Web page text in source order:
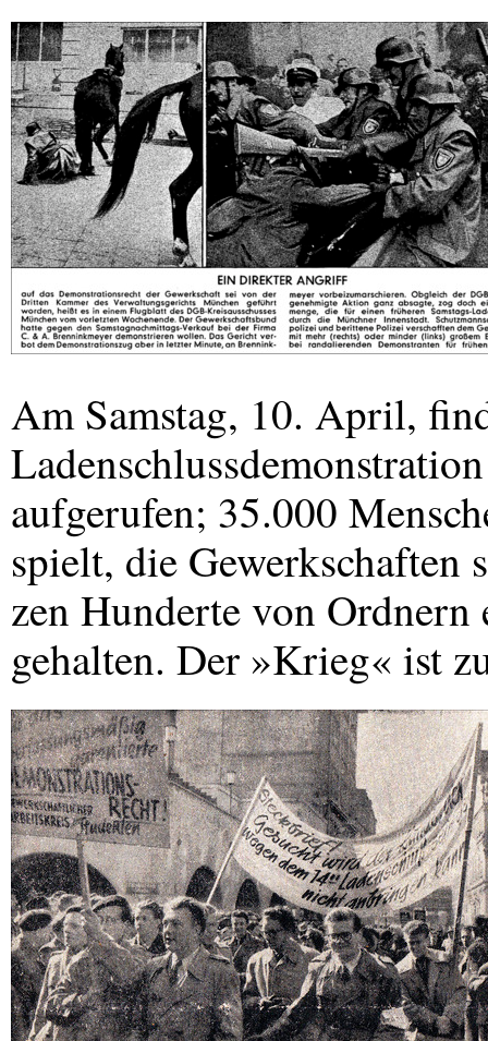
Am Samstag, 10. April,
aufgerufen; 35.000
spielt, die Gewerkschaften
zen Hunderte von Ordnern
gehalten. Der »Krieg« ist